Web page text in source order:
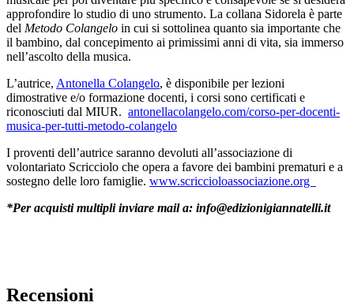
approfondire lo studio di uno strumento. La collana Sidorela è parte
del Metodo Colangelo in cui si sottolinea quanto sia importante che
il bambino, dal concepimento ai primissimi anni di vita, sia immerso
nell’ascolto della musica.
L’autrice, Antonella Colangelo, è disponibile per lezioni
dimostrative e/o formazione docenti, i corsi sono certificati e
riconosciuti dal MIUR. antonellacolangelo.com/corso-per-docenti-
musica-per-tutti-metodo-colangelo
I proventi dell’autrice saranno devoluti all’associazione di
volontariato Scricciolo che opera a favore dei bambini prematuri e a
sostegno delle loro famiglie. www.scriccioloassociazione.org
*Per acquisti multipli inviare mail a: info@edizionigiannatelli.it
Recensioni